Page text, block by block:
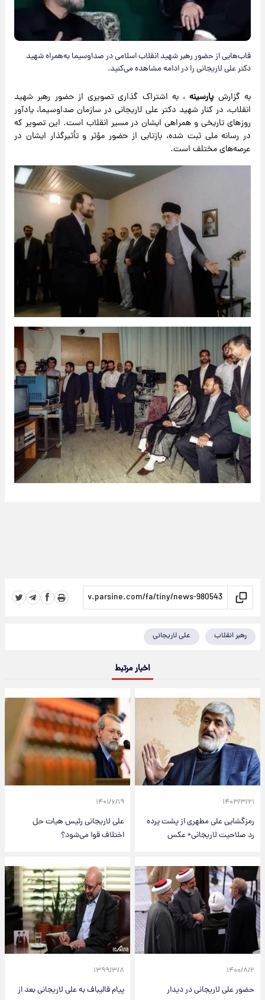
قاب‌هایی از حضور رهبر شهید انقلاب اسلامی در صداوسیما به‌همراه شهید
دکتر علی لاریجانی را در ادامه مشاهده می‌کنید.
به گزارشپارسینه، به اشتراک گذاری تصویری از حضور رهبر شهید
انقلاب، در کنار شهید دکتر علی لاریجانی در سازمان صداوسیما، یادآور
روزهای تاریخی و همراهی ایشان در مسیر انقلاب است. این تصویر که
در رسانه ملی ثبت شده، بازتابی از حضور مؤثر و تأثیرگذار ایشان در
عرصه‌های مختلف است.
رهبر انقلاب علی لاریجانی
اخبار مرتبط
۱۴۰۳/۳/۲۱
رمزگشایی علی مطهری از پشت پرده
رد صلاحیت لاریجانی+ عکس
۱۴۰۱/۶/۱۹
علی لاریجانی رئیس هیات حل
اختلاف قوا می‌شود؟
۱۴۰۰/۸/۲
حضور علی لاریجانی در دیدار
۱۳۹۹/۳/۸
پیام قالیباف به علی لاریجانی بعد از